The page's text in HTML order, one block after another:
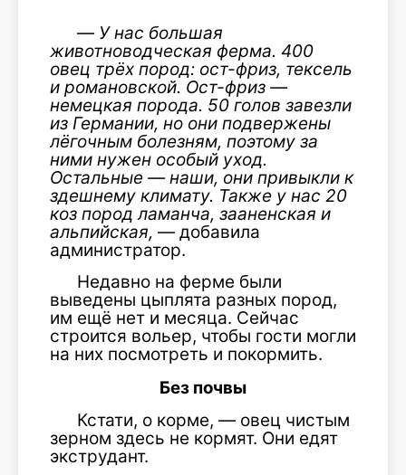
— У нас большая
животноводческая ферма. 400
овец трёх пород: ост-фриз, тексель
и романовской. Ост-фриз —
немецкая порода. 50 голов завезли
из Германии, но они подвержены
лёгочным болезням, поэтому за
ними нужен особый уход.
Остальные — наши, они привыкли к
здешнему климату. Также у нас 20
коз пород ламанча, зааненская и
альпийская, — добавила
администратор.
Недавно на ферме были
выведены цыплята разных пород,
им ещё нет и месяца. Сейчас
строится вольер, чтобы гости могли
на них посмотреть и покормить.
Без почвы
Кстати, о корме, — овец чистым
зерном здесь не кормят. Они едят
экструдант.